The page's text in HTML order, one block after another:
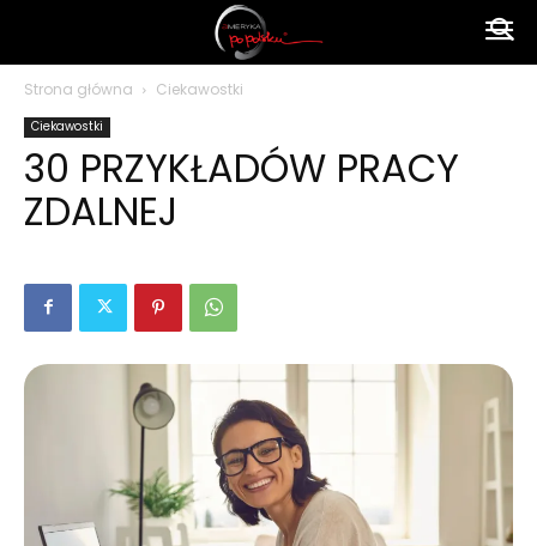
Strona główna Ciekawostki
Ciekawostki
30 PRZYKŁADÓW PRACY
ZDALNEJ